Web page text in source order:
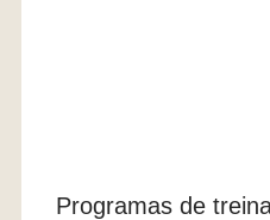
Programas de